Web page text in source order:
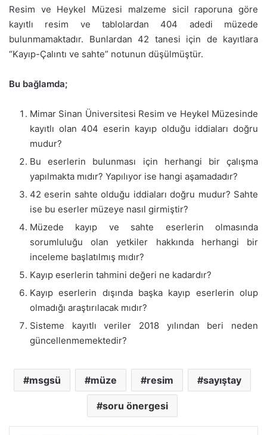
Resim ve Heykel Müzesi malzeme sicil raporuna göre
kayıtlı resim ve tablolardan 404 adedi müzede
bulunmamaktadır. Bunlardan 42 tanesi için de kayıtlara
“Kayıp-Çalıntı ve sahte” notunun düşülmüştür.
Bu bağlamda;
Mimar Sinan Üniversitesi Resim ve Heykel Müzesinde
kayıtlı olan 404 eserin kayıp olduğu iddiaları doğru
mudur?
Bu eserlerin bulunması için herhangi bir çalışma
yapılmakta mıdır? Yapılıyor ise hangi aşamadadır?
42 eserin sahte olduğu iddiaları doğru mudur? Sahte
ise bu eserler müzeye nasıl girmiştir?
Müzede kayıp ve sahte eserlerin olmasında
sorumluluğu olan yetkiler hakkında herhangi bir
inceleme başlatılmış mıdır?
Kayıp eserlerin tahmini değeri ne kadardır?
Kayıp eserlerin dışında başka kayıp eserlerin olup
olmadığı araştırılacak mıdır?
Sisteme kayıtlı veriler 2018 yılından beri neden
güncellenmemektedir?
msgsü müze resim sayıştay
soru önergesi